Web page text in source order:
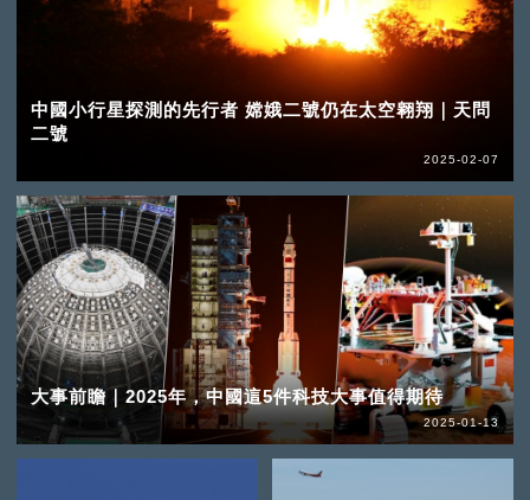
中國小行星探測的先行者 嫦娥二號仍在太空翱翔｜天問
二號
2025-02-07
大事前瞻｜2025年，中國這5件科技大事值得期待
2025-01-13